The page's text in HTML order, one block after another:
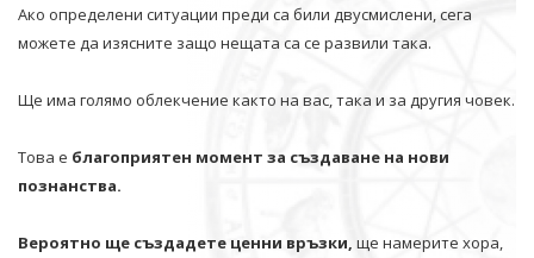
Ако определени ситуации преди са били двусмислени, сега
можете да изясните защо нещата са се развили така.
Ще има голямо облекчение както на вас, така и за другия човек.
Това е благоприятен момент за създаване на нови
познанства.
Вероятно ще създадете ценни връзки, ще намерите хора,